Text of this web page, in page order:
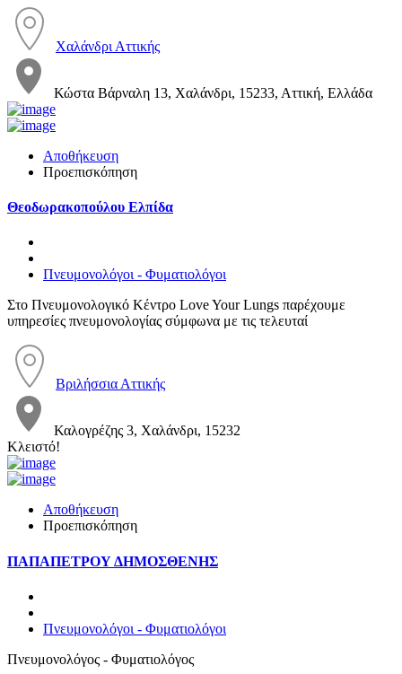
Χαλάνδρι Αττικής
Κώστα Βάρναλη 13, Χαλάνδρι, 15233, Αττική, Ελλάδα
Αποθήκευση
Προεπισκόπηση
Θεοδωρακοπούλου Ελπίδα
Πνευμονολόγοι - Φυματιολόγοι
Στο Πνευμονολογικό Κέντρο Love Your Lungs παρέχουμε
υπηρεσίες πνευμονολογίας σύμφωνα με τις τελευταί
Βριλήσσια Αττικής
Καλογρέζης 3, Χαλάνδρι, 15232
Κλειστό!
Αποθήκευση
Προεπισκόπηση
ΠΑΠΑΠΕΤΡΟΥ ΔΗΜΟΣΘΕΝΗΣ
Πνευμονολόγοι - Φυματιολόγοι
Πνευμονολόγος - Φυματιολόγος